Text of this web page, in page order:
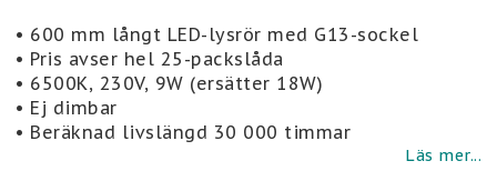
Lägg till i favoritlistan
• 600 mm långt LED-lysrör med G13-sockel
• Pris avser hel 25-packslåda
• 6500K, 230V, 9W (ersätter 18W)
• Ej dimbar
• Beräknad livslängd 30 000 timmar
Läs mer...